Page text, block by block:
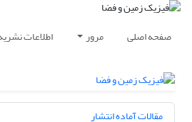
صفحه اصلی مرور اطلاعات
مقالات آماده انتشار